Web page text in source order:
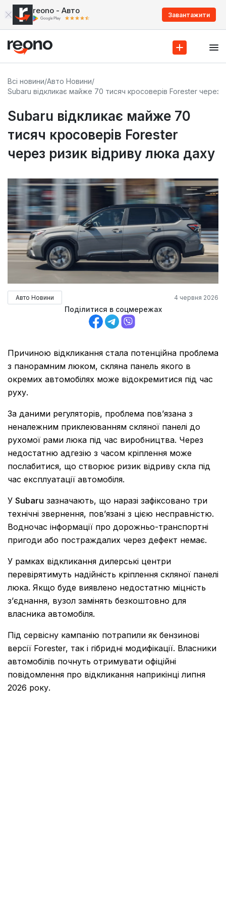
reono - Авто Завантажити
Всі новини/Авто Новини/
Subaru відкликає майже 70 тисяч кросоверів Forester через
Subaru відкликає майже 70
тисяч кросоверів Forester
через ризик відриву люка даху
Авто Новини 4 червня 2026
Поділитися в соцмережах
Причиною відкликання стала потенційна проблема
з панорамним люком, скляна панель якого в
окремих автомобілях може відокремитися під час
руху.
За даними регуляторів, проблема пов’язана з
неналежним приклеюванням скляної панелі до
рухомої рами люка під час виробництва. Через
недостатню адгезію з часом кріплення може
послабитися, що створює ризик відриву скла під
час експлуатації автомобіля.
У Subaru зазначають, що наразі зафіксовано три
технічні звернення, пов’язані з цією несправністю.
Водночас інформації про дорожньо-транспортні
пригоди або постраждалих через дефект немає.
У рамках відкликання дилерські центри
перевірятимуть надійність кріплення скляної панелі
люка. Якщо буде виявлено недостатню міцність
з’єднання, вузол замінять безкоштовно для
власника автомобіля.
Під сервісну кампанію потрапили як бензинові
версії Forester, так і гібридні модифікації. Власники
автомобілів почнуть отримувати офіційні
повідомлення про відкликання наприкінці липня
2026 року.